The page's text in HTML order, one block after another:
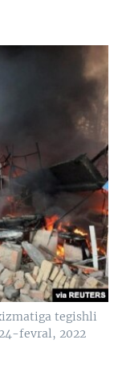
tegishli
fevral, 2022